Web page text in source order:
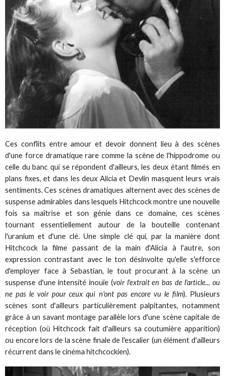
Ces conflits entre amour et devoir donnent lieu à des scènes
d'une force dramatique rare comme la scène de l'hippodrome ou
celle du banc qui se répondent d'ailleurs, les deux étant filmés en
plans fixes, et dans les deux Alicia et Devlin masquent leurs vrais
sentiments. Ces scènes dramatiques alternent avec des scènes de
suspense admirables dans lesquels Hitchcock montre une nouvelle
fois sa maîtrise et son génie dans ce domaine, ces scènes
tournant essentiellement autour de la bouteille contenant
l'uranium et d'une clé. Une simple clé qui, par la manière dont
Hitchcock la filme passant de la main d'Alicia à l'autre, son
expression contrastant avec le ton désinvolte qu'elle s'efforce
d'employer face à Sebastian, le tout procurant à la scène un
suspense d'une intensité inouïe (voir l'extrait en bas de l'article... ou
ne pas le voir pour ceux qui n'ont pas encore vu le film). Plusieurs
scènes sont d'ailleurs particulièrement palpitantes, notamment
grâce à un savant montage parallèle lors d'une scène capitale de
réception (où Hitchcock fait d'ailleurs sa coutumière apparition)
ou encore lors de la scène finale de l'escalier (un élément d'ailleurs
récurrent dans le cinéma hitchcockien).